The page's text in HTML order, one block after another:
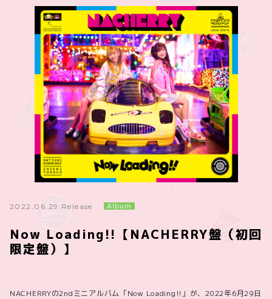
2022.06.29 Release Album
Now Loading!!【NACHERRY盤（初回
限定盤）】
NACHERRYの2ndミニアルバム「Now Loading!!」が、2022年6月29日